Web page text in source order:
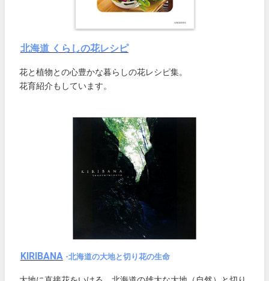
北海道 くらしの花レシピ
花と植物との心豊かな暮らしの花レシピ集。
花育紹介もしています。
KIRIBANA -北海道の大地と切り花の生命